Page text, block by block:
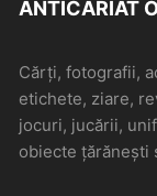
ANTICARIAT
Cărți, fotografii,
etichete, ziare,
jocuri, jucării,
obiecte țărănești